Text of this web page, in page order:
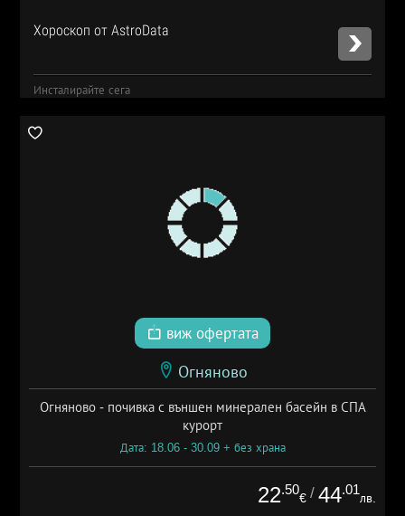
Хороскоп от AstroData
Инсталирайте сега
виж офертата
Огняново
Огняново - почивка с външен минерален басейн в СПА
курорт
Дата: 18.06 - 30.09 + без храна
22.50
€ / 44.01
лв.